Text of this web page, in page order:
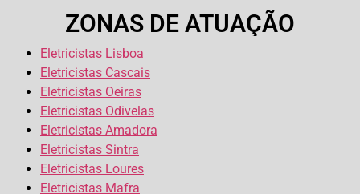
ZONAS DE ATUAÇÃO
Eletricistas Lisboa
Eletricistas Cascais
Eletricistas Oeiras
Eletricistas Odivelas
Eletricistas Amadora
Eletricistas Sintra
Eletricistas Loures
Eletricistas Mafra